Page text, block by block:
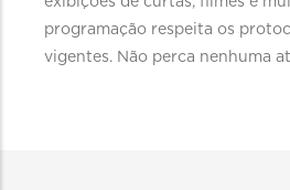
programação respeita os
vigentes. Não perca nenhuma